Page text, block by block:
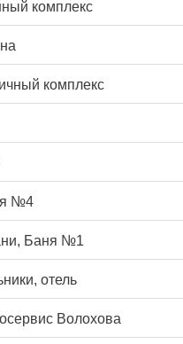
комплекс
комплекс
№4
Баня №1
отель
Волохова